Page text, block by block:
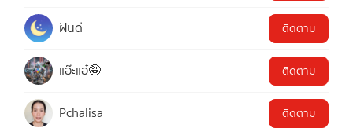
ฝันดี ติดตาม
แอ๊ะแอ๋🤪 ติดตาม
Pchalisa ติดตาม